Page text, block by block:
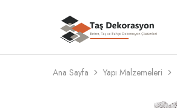
Taş
Dekorasyon
Beton,
Taş
Bahçe
Dekorasyon
Çözümleri
Ana Sayfa Yapı Malzemeleri